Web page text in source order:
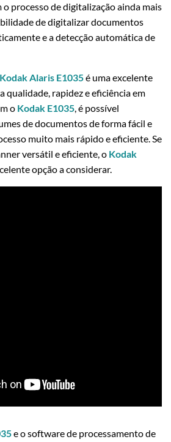
processo de digitalização ainda mais
de digitalizar documentos
e a detecção automática de
Kodak Alaris E1035é uma excelente
qualidade, rapidez e eficiência em
o Kodak E1035, é possível
de documentos de forma fácil e
muito mais rápido e eficiente. Se
versátil e eficiente, o Kodak
opção a considerar.
e o software de processamento de